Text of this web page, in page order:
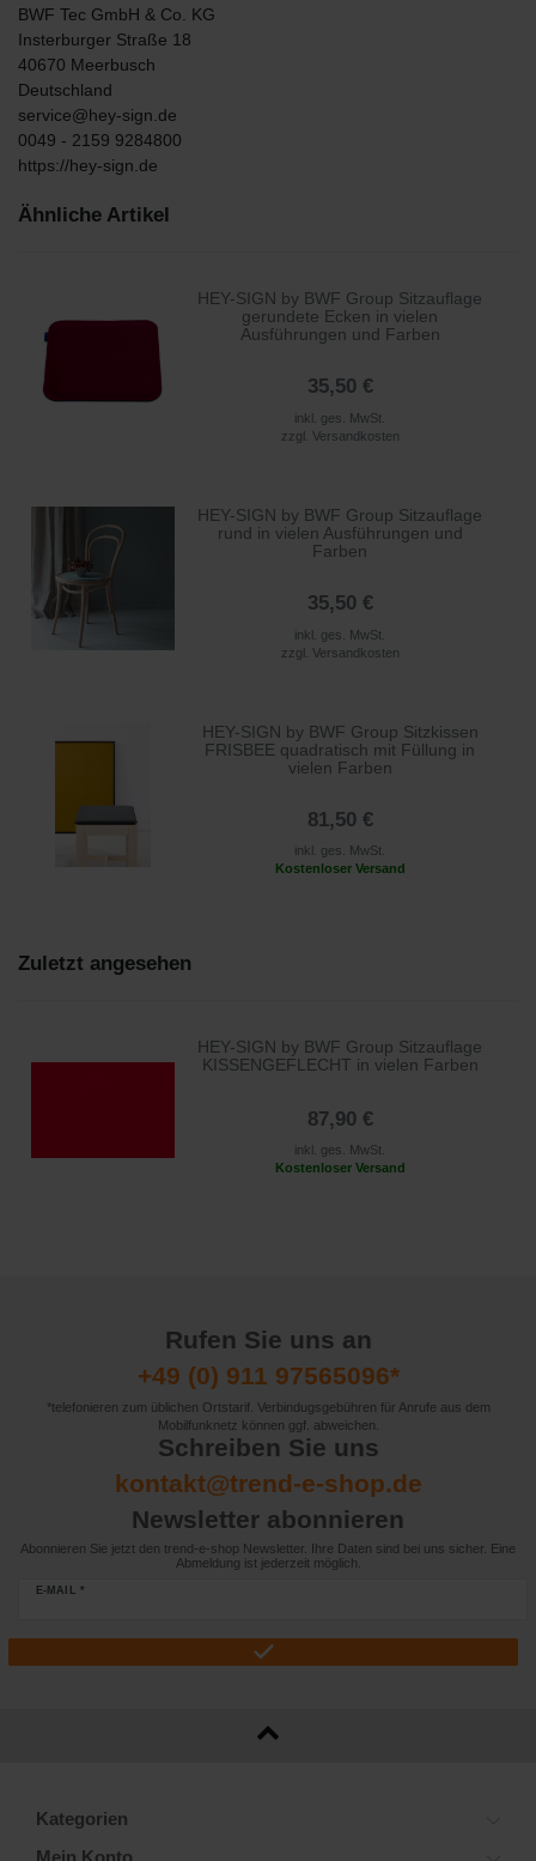
BWF Tec GmbH & Co. KG
Insterburger Straße 18
40670 Meerbusch
Deutschland
service@hey-sign.de
0049 - 2159 9284800
https://hey-sign.de
Ähnliche Artikel
HEY-SIGN by BWF Group Sitzauflage
gerundete Ecken in vielen
Ausführungen und Farben
35,50 €
inkl. ges. MwSt.
zzgl. Versandkosten
HEY-SIGN by BWF Group Sitzauflage
rund in vielen Ausführungen und
Farben
35,50 €
inkl. ges. MwSt.
zzgl. Versandkosten
HEY-SIGN by BWF Group Sitzkissen
FRISBEE quadratisch mit Füllung in
vielen Farben
81,50 €
inkl. ges. MwSt.
Kostenloser Versand
Zuletzt angesehen
HEY-SIGN by BWF Group Sitzauflage
KISSENGEFLECHT in vielen Farben
87,90 €
inkl. ges. MwSt.
Kostenloser Versand
Rufen Sie uns an
+49 (0) 911 97565096*
*telefonieren zum üblichen Ortstarif. Verbindugsgebühren für Anrufe aus dem
Mobilfunknetz können ggf. abweichen.
Schreiben Sie uns
kontakt@trend-e-shop.de
Newsletter abonnieren
Abonnieren Sie jetzt den trend-e-shop Newsletter. Ihre Daten sind bei uns sicher. Eine
Abmeldung ist jederzeit möglich.
E-MAIL *
Kategorien